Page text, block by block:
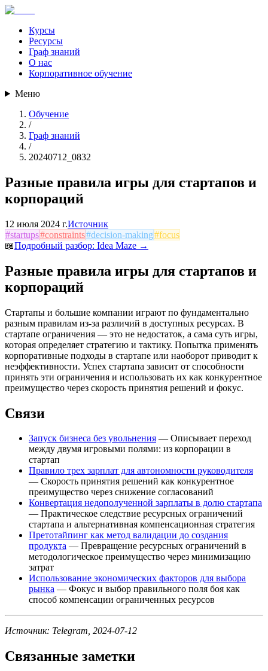
Курсы
Ресурсы
Граф знаний
О нас
Корпоративное обучение
Меню
Обучение
/
Граф знаний
/
20240712_0832
Разные правила игры для стартапов и
корпораций
12 июля 2024 г.Источник
#startups#constraints#decision-making#focus
📖Подробный разбор: Idea Maze →
Разные правила игры для стартапов и
корпораций
Стартапы и большие компании играют по фундаментально
разным правилам из-за различий в доступных ресурсах. В
стартапе ограничения — это не недостаток, а сама суть игры,
которая определяет стратегию и тактику. Попытка применять
корпоративные подходы в стартапе или наоборот приводит к
неэффективности. Успех стартапа зависит от способности
принять эти ограничения и использовать их как конкурентное
преимущество через скорость принятия решений и фокус.
Связи
Запуск бизнеса без увольнения — Описывает переход
между двумя игровыми полями: из корпорации в
стартап
Правило трех зарплат для автономности руководителя
— Скорость принятия решений как конкурентное
преимущество через снижение согласований
Конвертация недополученной зарплаты в долю стартапа
— Практическое следствие ресурсных ограничений
стартапа и альтернативная компенсационная стратегия
Претотайпинг как метод валидации до создания
продукта — Превращение ресурсных ограничений в
методологическое преимущество через минимизацию
затрат
Использование экономических факторов для выбора
рынка — Фокус и выбор правильного поля боя как
способ компенсации ограниченных ресурсов
Источник: Telegram, 2024-07-12
Связанные заметки